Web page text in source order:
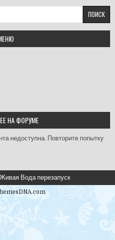
НА ФОРУМЕ
недоступна. Повторите попытку
Вода перезапуск